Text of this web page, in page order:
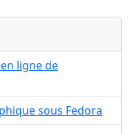
ligne de
sous Fedora